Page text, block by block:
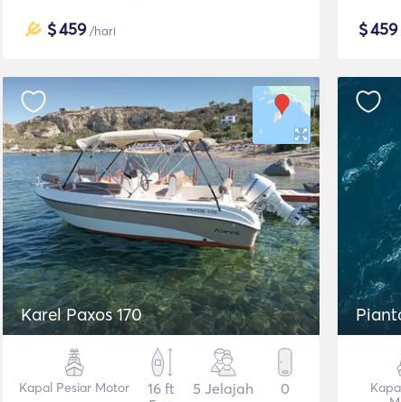
$459/hari $459
Karel Paxos 170
Kapal Pesiar Motor
16 ft
5 Jelajah 0